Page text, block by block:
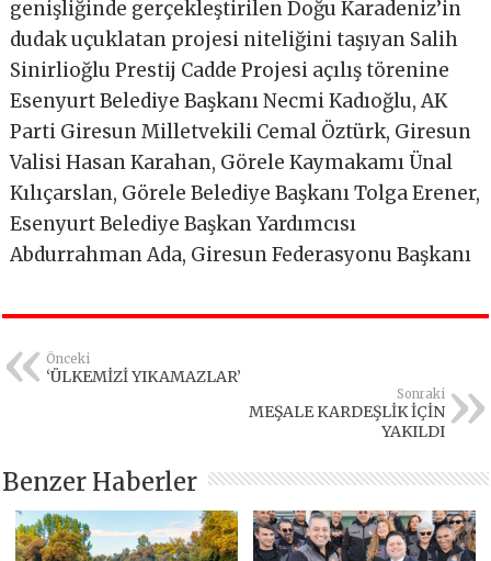
genişliğinde gerçekleştirilen Doğu Karadeniz’in
dudak uçuklatan projesi niteliğini taşıyan Salih
Sinirlioğlu Prestij Cadde Projesi açılış törenine
Esenyurt Belediye Başkanı Necmi Kadıoğlu, AK
Parti Giresun Milletvekili Cemal Öztürk, Giresun
Valisi Hasan Karahan, Görele Kaymakamı Ünal
Kılıçarslan, Görele Belediye Başkanı Tolga Erener,
Esenyurt Belediye Başkan Yardımcısı
Abdurrahman Ada, Giresun Federasyonu Başkanı
Önceki
‘ÜLKEMİZİ YIKAMAZLAR’
Sonraki
MEŞALE KARDEŞLİK İÇİN
YAKILDI
Benzer Haberler